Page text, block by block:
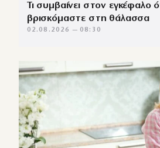
Τι συμβαίνει στον εγκέφαλο
βρισκόμαστε στη θάλασσα
02.08.2026 — 08:30